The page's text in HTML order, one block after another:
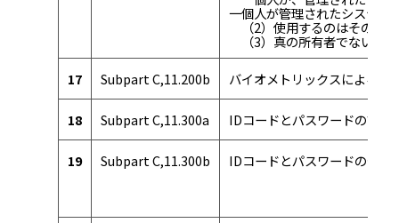
一個人が管理されたシステム
（2）使用するのはその真
（3）真の所有者でない別
17
Subpart C,11.200b バイオメトリックスによる電
18 Subpart C,11.300a IDコードとパスワードの管理
19 Subpart C,11.300b IDコードとパスワードの発行